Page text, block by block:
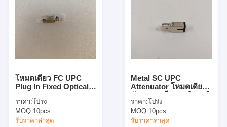
กล่องเลิกจ้างไฟเบอร์ออปติก
โมดูลรับส่งสัญญาณแสง
ไฟเบอร์ออปติก Media Converter
สวิตช์ไฟเบอร์อีเธอร์เน็ต
โหมดเดียว FC UPC
Plug In Fixed Optical
15dB 25dB
ราคา:โปร่ง
MOQ:10pcs
รับราคาล่าสุด
Metal SC UPC
Attenuator โหมดเดียว
กชาย - หญิง
ราคา:โปร่ง
MOQ:10pcs
รับราคาล่าสุด